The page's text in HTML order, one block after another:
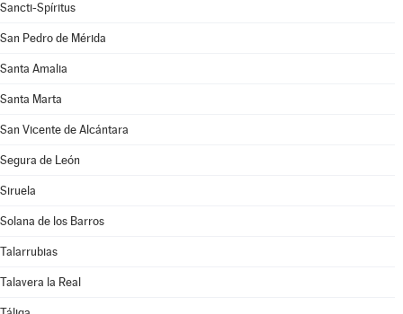
Sancti-Spíritus
San Pedro de Mérida
Santa Amalia
Santa Marta
San Vicente de Alcántara
Segura de León
Siruela
Solana de los Barros
Talarrubias
Talavera la Real